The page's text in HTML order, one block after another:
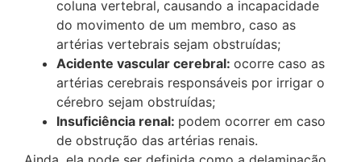
coluna vertebral, causando a incapacidade
do movimento de um membro, caso as
artérias vertebrais sejam obstruídas;
Acidente vascular cerebral: ocorre caso as
artérias cerebrais responsáveis por irrigar o
cérebro sejam obstruídas;
Insuficiência renal: podem ocorrer em caso
de obstrução das artérias renais.